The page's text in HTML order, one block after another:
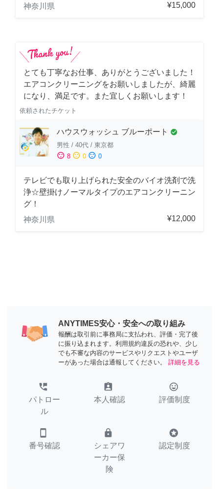
神奈川県
¥15,000
とても丁寧なお仕事、ありがとうございました！
エアコンクリーニングをお願いしましたが、綺麗
になり、満足です。また宜しくお願いします！
依頼されたチケット
ハウスウォッシュ ブルーポート check_circle
男性 / 40代 / 東京都
sentiment_satisfied 8 sentiment_neutral 0 sentiment_dissatisfied 0
テレビでも取り上げられた安全のバイオ洗剤で洗
浄☆壁掛けノーマルタイプのエアコンクリーニン
グ！
神奈川県
¥12,000
ANYTIMES安心・安全への取り組み
報酬は取引前に事務局に支払われ、評価・完了後
に振り込まれます。利用規約違反の恐れや、少し
でも不審な内容のサービスやリクエストやユーザ
ーがあった場合は通報してください。
詳細を見る
perm_phone_msg
パトロー
ル
assignment_ind
本人確認
tag_faces
評価制度
smartphone
番号確認
lock
シェアワ
ーカー保
険
stars
認定制度